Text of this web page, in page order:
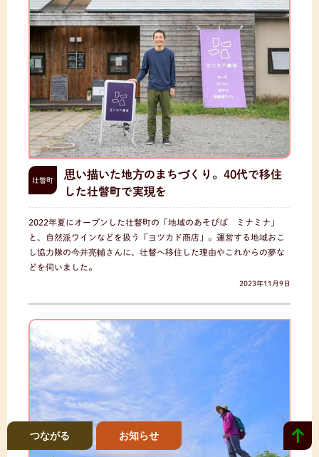
壮瞥町
思い描いた地方のまちづくり。40代で移住
した壮瞥町で実現を
2022年夏にオープンした壮瞥町の「地域のあそびば ミナミナ」
と、自然派ワインなどを扱う「ヨツカド商店」。運営する地域おこ
し協力隊の今井亮輔さんに、壮瞥へ移住した理由やこれからの夢な
どを伺いました。
2023年11月9日
つながる お知らせ